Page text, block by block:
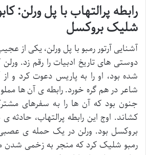
رابطه پرالتهاب با پل ورلن:
شلیک بروکسل
آشنایی آرتور رمبو با پل ورلن، یکی از
دوستی های تاریخ ادبیات را رقم زد.
شده بود، او را به پاریس دعوت کرد و
شاعر در هم گره خورد. رابطه ی آن ها
جنون بود که آن ها را به سفرهای
کشاند. اوج این رابطه پرالتهاب، حادثه
بروکسل بود. ورلن در یک حمله ی
رمبو شلیک کرد که منجر به زخمی